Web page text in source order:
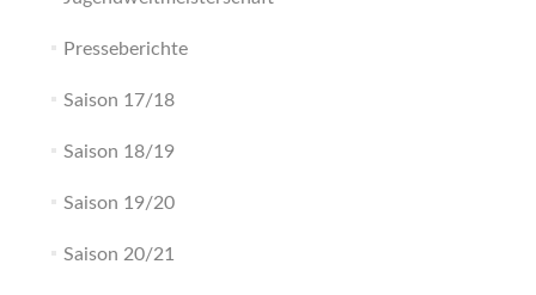
Presseberichte
Saison 17/18
Saison 18/19
Saison 19/20
Saison 20/21